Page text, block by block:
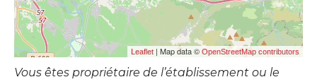
Leaflet | Map data © OpenStreetMap contributors
Vous êtes propriétaire de l’établissement ou le